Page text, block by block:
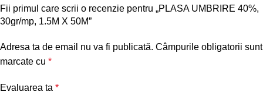
Fii primul care scrii o recenzie pentru „PLASA UMBRIRE 40%,
30gr/mp, 1.5M X 50M”
Adresa ta de email nu va fi publicată. Câmpurile obligatorii sunt
marcate cu *
Evaluarea ta *